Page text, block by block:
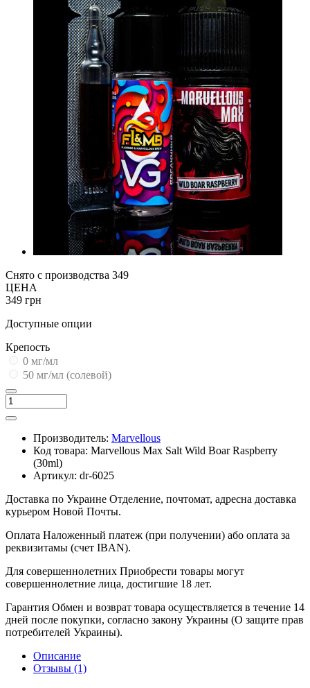
Снято с производства 349
ЦЕНА
349 грн
Доступные опции
Крепость
0 мг/мл
50 мг/мл (солевой)
Производитель: Marvellous
Код товара: Marvellous Max Salt Wild Boar Raspberry
(30ml)
Артикул: dr-6025
Доставка по Украине Отделение, почтомат, адресна доставка
курьером Новой Почты.
Оплата Наложенный платеж (при получении) або оплата за
реквизитамы (счет IBAN).
Для совершеннолетних Приобрести товары могут
совершеннолетние лица, достигшие 18 лет.
Гарантия Обмен и возврат товара осуществляется в течение 14
дней после покупки, согласно закону Украины (О защите прав
потребителей Украины).
Описание
Отзывы (1)